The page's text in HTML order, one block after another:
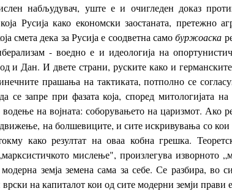
набљудувач, уште е и очигледен доказ
Русија како економски заостаната, претежно
смета дека за Русија е соодветна самобуржоаска
- воедно е и идеологија на
и Дан. И двете страни, руските како и
прашања на тактиката, потполно се
се запре при фазата која, според митологијата
водење на војната: соборувањето на царизмот. Ако
на болшевиците, и сите искривувања со
како резултат на оваа кобна грешка.
мислење", произлегува изворното
земја земена сама за себе. Се разбира,
на капиталот кои од сите модерни земји прави